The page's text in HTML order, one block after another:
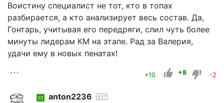
Воистину специалист не тот, кто в топах
разбирается, а кто анализирует весь состав. Да,
Гонтарь, учитывая его передряги, слил чуть более
минуты лидерам КМ на этапе. Рад за Валерия,
удачи ему в новых пенатах!
+10 +8 -2
02 anton2236 857